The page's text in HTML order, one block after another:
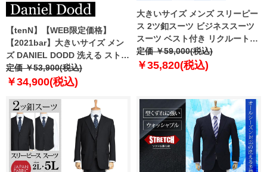
【tenN】【WEB限定価格】
【2021bar】大きいサイズ メン
ズ DANIEL DODD 洗える ストレ
ッチ 2ツ釦 ツーパンツ スーツ ビ
ジネススーツ リクルートスーツ
定価 ￥53,900(税込)
￥34,900(税込)
大きいサイズ メンズ スリーピー
ス 2ツ釦スーツ ビジネススーツ
スーツ ベスト付き リクルートス
ーツ 上下セット 2399
定価 ￥59,000(税込)
￥35,820(税込)